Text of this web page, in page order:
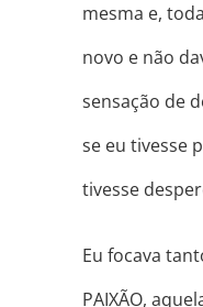
mesma e,
novo e não
sensação de
se eu tivesse
tivesse
Eu focava
PAIXÃO,